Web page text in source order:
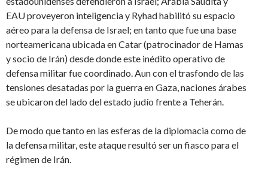
EAU proveyeron inteligencia y Ryhad habilitó su espacio
aéreo para la defensa de Israel; en tanto que fue una base
norteamericana ubicada en Catar (patrocinador de Hamas
y socio de Irán) desde donde este inédito operativo de
defensa militar fue coordinado. Aun con el trasfondo de las
tensiones desatadas por la guerra en Gaza, naciones árabes
se ubicaron del lado del estado judío frente a Teherán.
De modo que tanto en las esferas de la diplomacia como de
la defensa militar, este ataque resultó ser un fiasco para el
régimen de Irán.